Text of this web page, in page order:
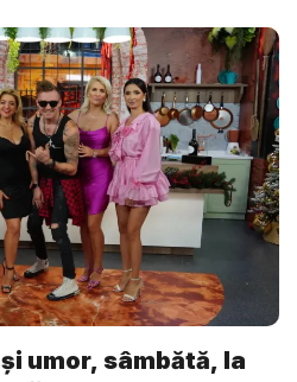
umor, sâmbătă, la